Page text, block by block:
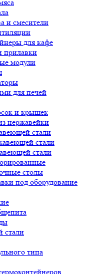
и смесители
для кафе
прилавки
модули
для печей
и крышек
нержавейки
стали
стали
стали
столы
под оборудование
стали
типа